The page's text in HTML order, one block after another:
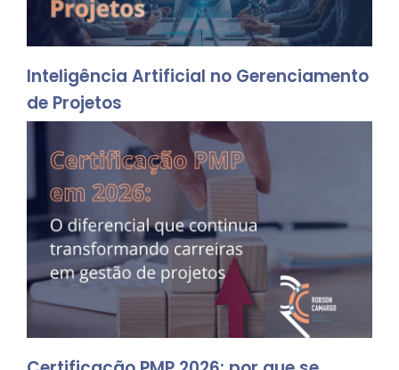
Inteligência Artificial no Gerenciamento
de Projetos